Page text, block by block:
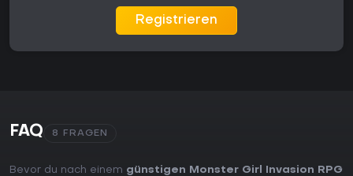
Registrieren
FAQ 8 FRAGEN
Bevor du nach einem günstigen Monster Girl Invasion RPG